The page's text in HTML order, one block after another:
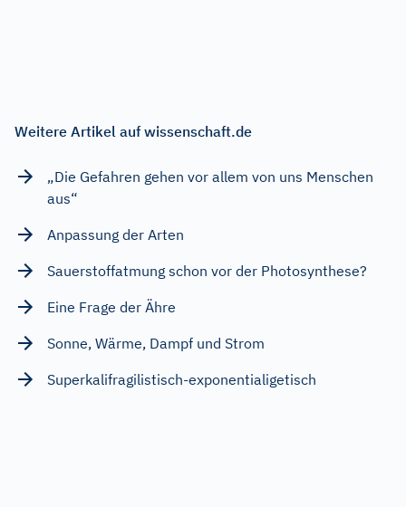
Weitere Artikel auf wissenschaft.de
„Die Gefahren gehen vor allem von uns Menschen
aus“
Anpassung der Arten
Sauerstoffatmung schon vor der Photosynthese?
Eine Frage der Ähre
Sonne, Wärme, Dampf und Strom
Superkalifragilistisch-exponentialigetisch